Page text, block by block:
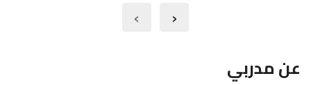
‹
›
عن مدربي